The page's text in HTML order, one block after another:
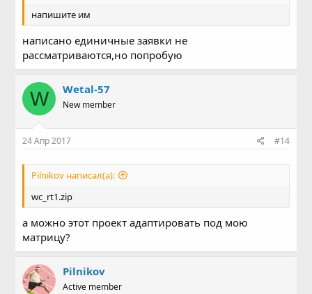
напишите им
написано единичные заявки не
рассматриваются,но попробую
W Wetal-57
New member
24 Апр 2017 #14
Pilnikov написал(а):
wc_rt1.zip
а можно этот проект адаптировать под мою
матрицу?
Pilnikov
Active member